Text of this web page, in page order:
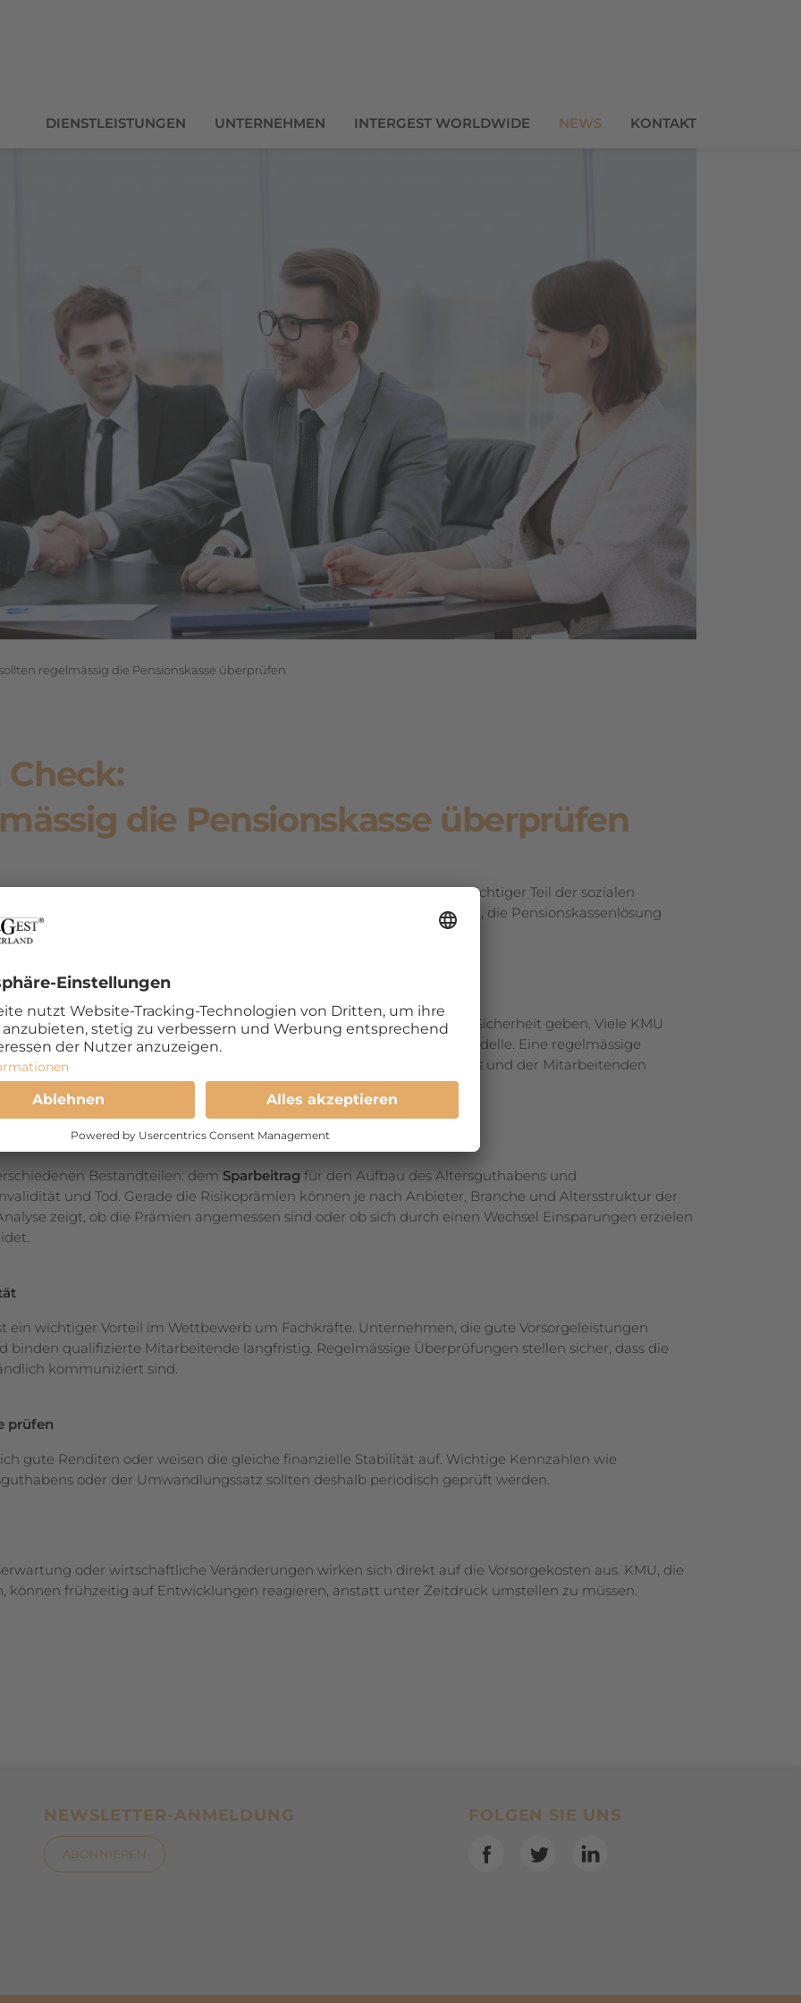
DIENSTLEISTUNGEN UNTERNEHMEN INTERGEST WORLDWIDE NEWS KONTAKT
regelmässig die Pensionskasse überprüfen
Check:
die Pensionskasse überprüfen
die Pensionskasse mehr als nur eine gesetzliche Pflicht: Sie ist ein wichtiger Teil der sozialen
und gleichzeitig ein bedeutender Kostenfaktor. Deshalb lohnt es sich, die Pensionskassenlösung
soll den Mitarbeitenden im Alter, bei Invalidität oder Tod finanzielle Sicherheit geben. Viele KMU
jede Pensionskasse hat eigene Tarife, Leistungen und Verwaltungsmodelle. Eine regelmässige
sicherzustellen, dass die Leistungen den Bedürfnissen des Betriebs und der Mitarbeitenden
Blick behalten
Bestandteilen: dem Sparbeitrag für den Aufbau des Altersguthabens und
und Tod. Gerade die Risikoprämien können je nach Anbieter, Branche und Altersstruktur der
zeigt, ob die Prämien angemessen sind oder ob sich durch einen Wechsel Einsparungen erzielen
ein wichtiger Vorteil im Wettbewerb um Fachkräfte. Unternehmen, die gute Vorsorgeleistungen
qualifizierte Mitarbeitende langfristig. Regelmässige Überprüfungen stellen sicher, dass die
kommuniziert sind.
prüfen
gute Renditen oder weisen die gleiche finanzielle Stabilität auf. Wichtige Kennzahlen wie
oder der Umwandlungssatz sollten deshalb perio­disch geprüft werden.
oder wirtschaftliche Veränderungen wirken sich direkt auf die Vorsorgekosten aus. KMU, die
können frühzeitig auf Entwicklungen reagieren, anstatt unter Zeitdruck umstellen zu müssen.
NEWSLETTER-ANMELDUNG
ABONNIEREN
SocialBookmarks
FOLGEN SIE UNS